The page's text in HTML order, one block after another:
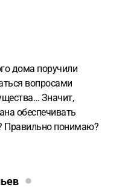
дома поручили
вопросами
Значит,
обеспечивать
Правильно понимаю?